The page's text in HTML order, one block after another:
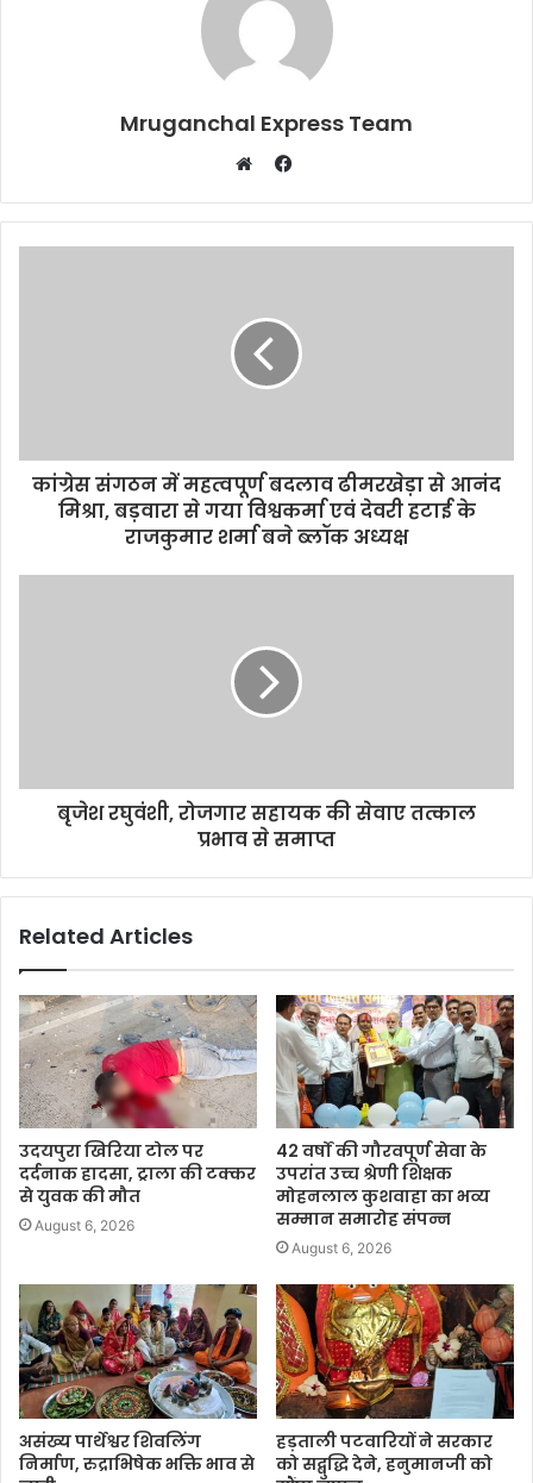
Mruganchal Express Team
Facebook
कांग्रेस संगठन में महत्वपूर्ण बदलाव ढीमरखेड़ा से आनंद
मिश्रा, बड़वारा से गया विश्वकर्मा एवं देवरी हटाई के
राजकुमार शर्मा बने ब्लॉक अध्यक्ष
बृजेश रघुवंशी, रोजगार सहायक की सेवाए तत्काल
प्रभाव से समाप्त
Related Articles
उदयपुरा खिरिया टोल पर
दर्दनाक हादसा, ट्राला की टक्कर
से युवक की मौत
August 6, 2026
42 वर्षों की गौरवपूर्ण सेवा के
उपरांत उच्च श्रेणी शिक्षक
मोहनलाल कुशवाहा का भव्य
सम्मान समारोह संपन्न
August 6, 2026
असंख्य पार्थेश्वर शिवलिंग
निर्माण, रुद्राभिषेक भक्ति भाव से
हड़ताली पटवारियों ने सरकार
को सद्बुद्धि देने, हनुमानजी को